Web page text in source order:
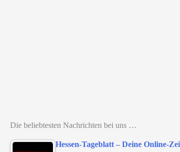
Die beliebtesten Nachrichten bei uns …
Hessen-Tageblatt – Deine Online-